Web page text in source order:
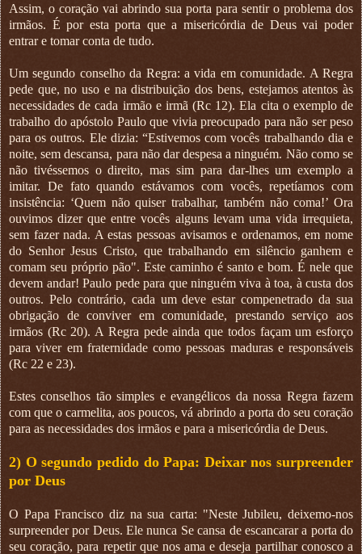
Assim, o coração vai abrindo sua porta para sentir o problema dos
irmãos. É por esta porta que a misericórdia de Deus vai poder
entrar e tomar conta de tudo.
Um segundo conselho da Regra: a vida em comunidade. A Regra
pede que, no uso e na distribuição dos bens, estejamos atentos às
necessidades de cada irmão e irmã (Rc 12). Ela cita o exemplo de
trabalho do apóstolo Paulo que vivia preocupado para não ser peso
para os outros. Ele dizia: “Estivemos com vocês trabalhando dia e
noite, sem descansa, para não dar despesa a ninguém. Não como se
não tivéssemos o direito, mas sim para dar-lhes um exemplo a
imitar. De fato quando estávamos com vocês, repetíamos com
insistência: ‘Quem não quiser trabalhar, também não coma!’ Ora
ouvimos dizer que entre vocês alguns levam uma vida irrequieta,
sem fazer nada. A estas pessoas avisamos e ordenamos, em nome
do Senhor Jesus Cristo, que trabalhando em silêncio ganhem e
comam seu próprio pão". Este caminho é santo e bom. É nele que
devem andar! Paulo pede para que ninguém viva à toa, à custa dos
outros. Pelo contrário, cada um deve estar compenetrado da sua
obrigação de conviver em comunidade, prestando serviço aos
irmãos (Rc 20). A Regra pede ainda que todos façam um esforço
para viver em fraternidade como pessoas maduras e responsáveis
(Rc 22 e 23).
Estes conselhos tão simples e evangélicos da nossa Regra fazem
com que o carmelita, aos poucos, vá abrindo a porta do seu coração
para as necessidades dos irmãos e para a misericórdia de Deus.
2) O segundo pedido do Papa: Deixar nos surpreender
por Deus
O Papa Francisco diz na sua carta: "Neste Jubileu, deixemo-nos
surpreender por Deus. Ele nunca Se cansa de escancarar a porta do
seu coração, para repetir que nos ama e deseja partilhar conosco a